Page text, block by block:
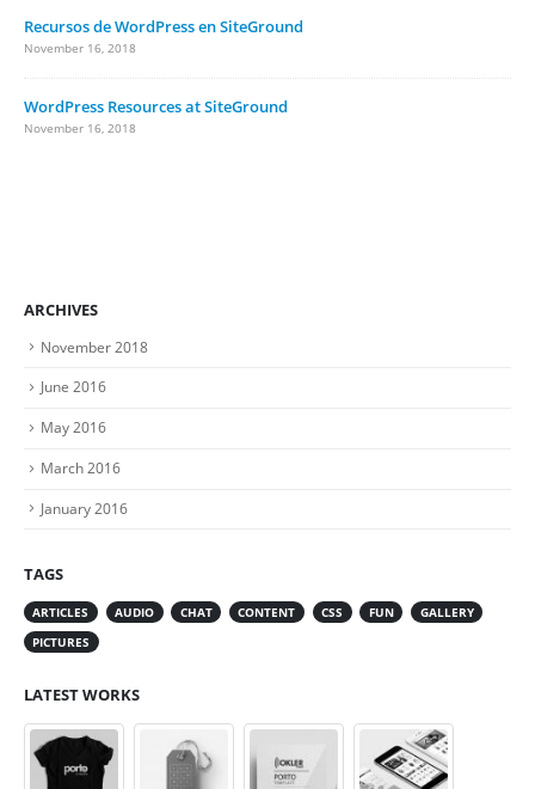
Recursos de WordPress en SiteGround
November 16, 2018
WordPress Resources at SiteGround
November 16, 2018
ARCHIVES
November 2018
June 2016
May 2016
March 2016
January 2016
TAGS
ARTICLES AUDIO CHAT CONTENT CSS FUN
GALLERY
PICTURES
LATEST WORKS